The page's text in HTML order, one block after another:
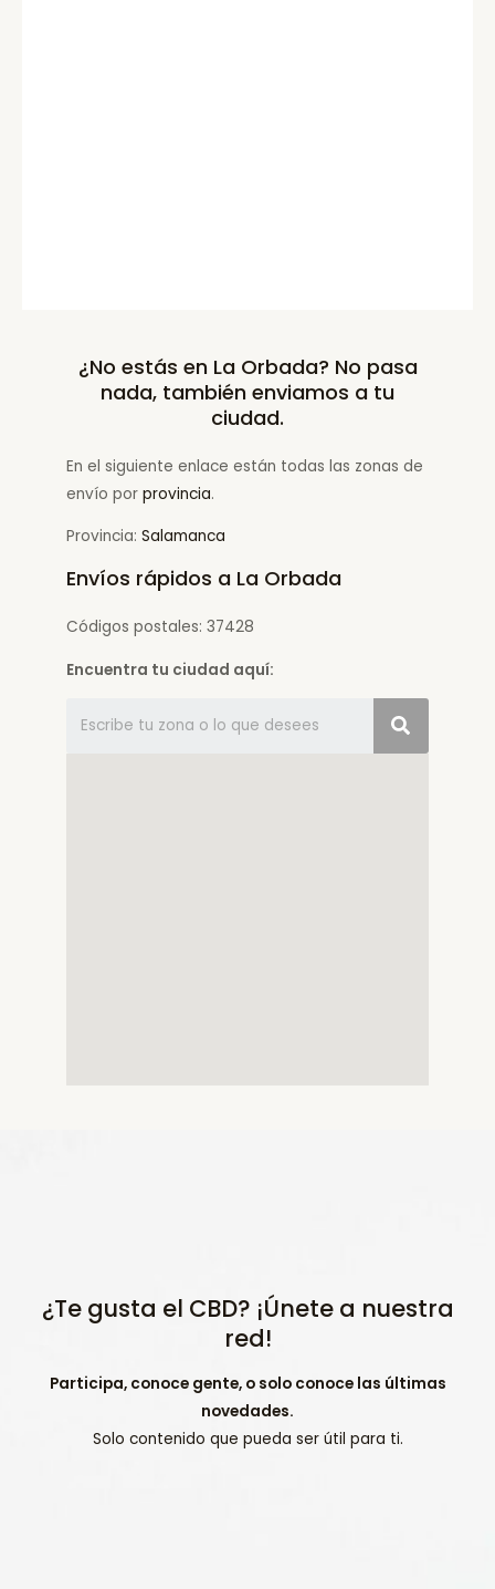
¿No estás en La Orbada? No pasa
nada, también enviamos a tu
ciudad.
En el siguiente enlace están todas las zonas de
envío por provincia.
Provincia: Salamanca
Envíos rápidos a La Orbada
Códigos postales: 37428
Encuentra tu ciudad aquí:
¿Te gusta el CBD? ¡Únete a nuestra
red!
Participa, conoce gente, o solo conoce las últimas
novedades.
Solo contenido que pueda ser útil para ti.